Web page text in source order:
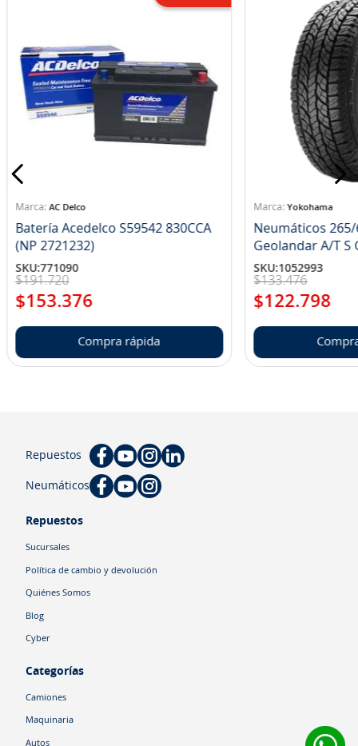
AC Delco
Batería Acedelco S59542 830CCA
(NP 2721232)
SKU:771090
$191.720
$153.376
Compra rápida
Yokohama
Neumáticos 265/
SKU:1052993
$133.476
$122.798
Repuestos
Neumáticos
Repuestos
Sucursales
Política de cambio y devolución
Quiénes Somos
Blog
Cyber
Categorías
Camiones
Maquinaria
Autos